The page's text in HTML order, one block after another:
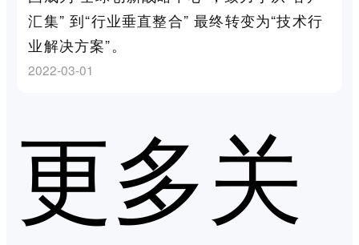
汇集” 到“行业垂直整合” 最终转变为“技术行
业解决方案”。
2022-03-01
更多关